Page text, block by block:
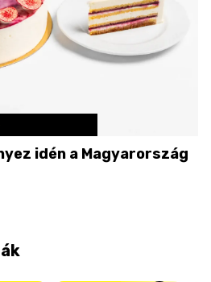
idén a Magyarország